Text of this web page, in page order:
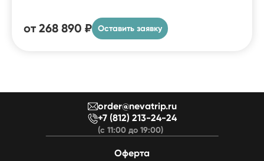
от 268 890 ₽ Оставить заявку
+7 (812) 213-24-24
(с 11:00 до 19:00)
Оферта
order@nevatrip.ru